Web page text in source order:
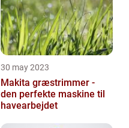
30 may 2023
Makita græstrimmer -
den perfekte maskine til
havearbejdet